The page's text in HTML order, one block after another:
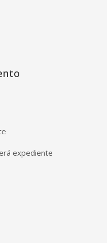
expediente